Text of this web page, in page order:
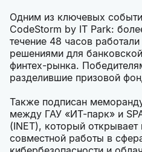
Одним из ключевых
CodeStorm by IT Park:
течение 48 часов
решениями для
финтех-рынка.
разделившие призовой
Также подписан
между ГАУ «ИТ-парк» и
(INET), который
совместной работы в